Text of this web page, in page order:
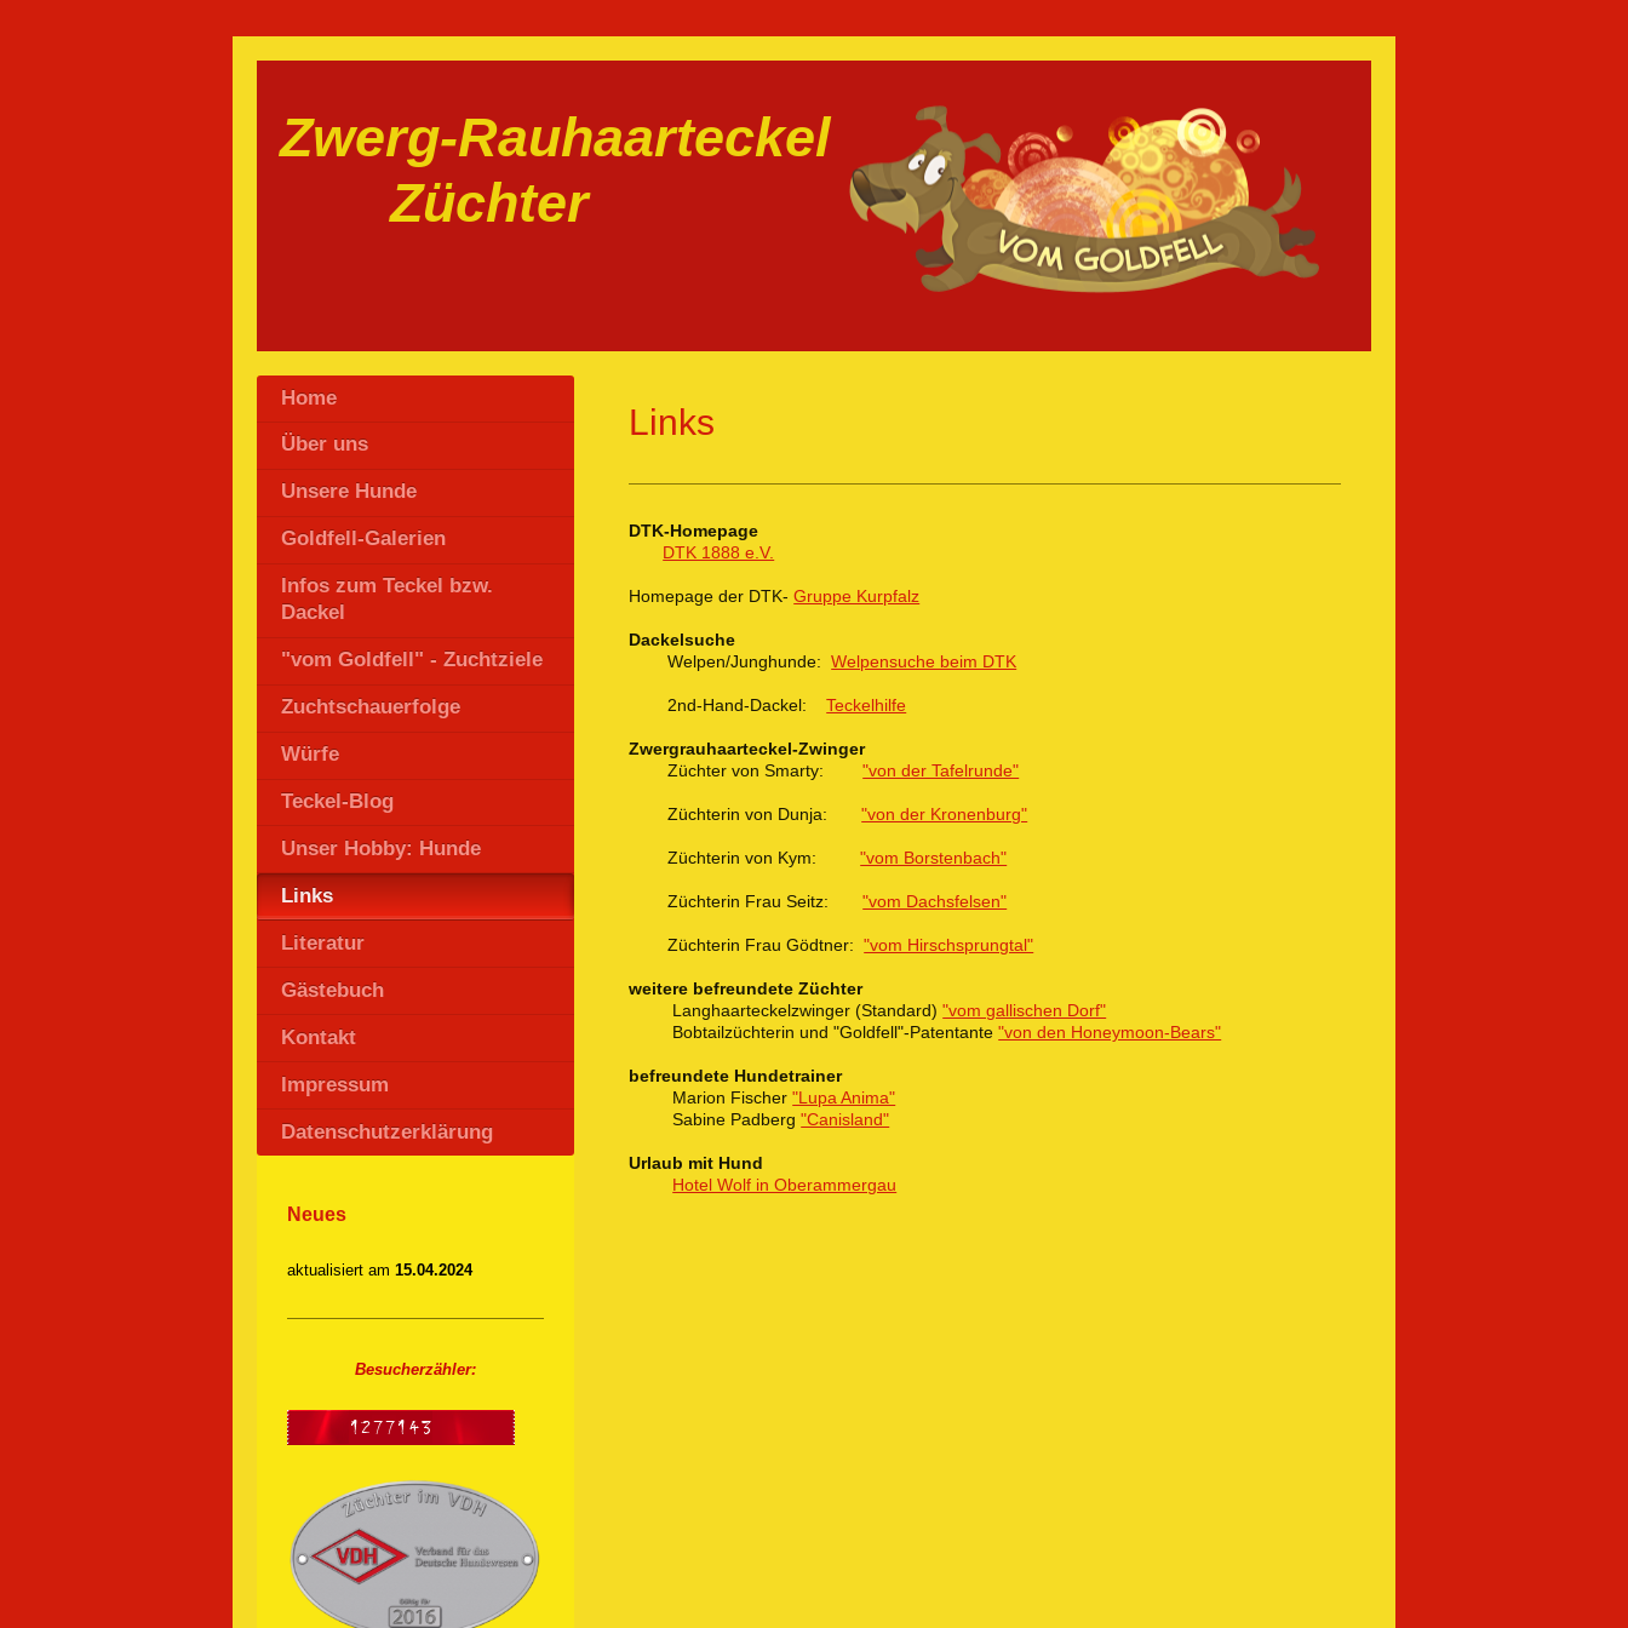
Zwerg-Rauhaarteckel
Züchter
Links
DTK-Homepage
DTK 1888 e.V.
Homepage der DTK-Gruppe Kurpfalz
Dackelsuche
Welpen/Junghunde:Welpensuche beim DTK
2nd-Hand-Dackel:Teckelhilfe
Zwergrauhaarteckel-Zwinger
Züchter von Smarty:"von der Tafelrunde"
Züchterin von Dunja:"von der Kronenburg"
Züchterin von Kym:"vom Borstenbach"
Züchterin Frau Seitz:"vom Dachsfelsen"
Züchterin Frau Gödtner:"vom Hirschsprungtal"
weitere befreundete Züchter
Langhaarteckelzwinger (Standard)"vom gallischen Dorf"
Bobtailzüchterin und "Goldfell"-Patentante"von den Honeymoon-Bears"
befreundete Hundetrainer
Marion Fischer"Lupa Anima"
Sabine Padberg"Canisland"
Urlaub mit Hund
Hotel Wolf in Oberammergau
Home
Über uns
Unsere Hunde
Goldfell-Galerien
Infos zum Teckel bzw.
Dackel
"vom Goldfell" - Zuchtziele
Zuchtschauerfolge
Würfe
Teckel-Blog
Unser Hobby: Hunde
Links
Literatur
Gästebuch
Kontakt
Impressum
Datenschutzerklärung
Neues
aktualisiert am 15.04.2024
Besucherzähler: